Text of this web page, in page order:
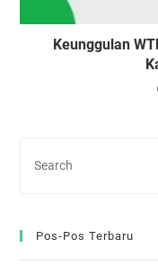
Keunggulan
Pos-Pos Terbaru